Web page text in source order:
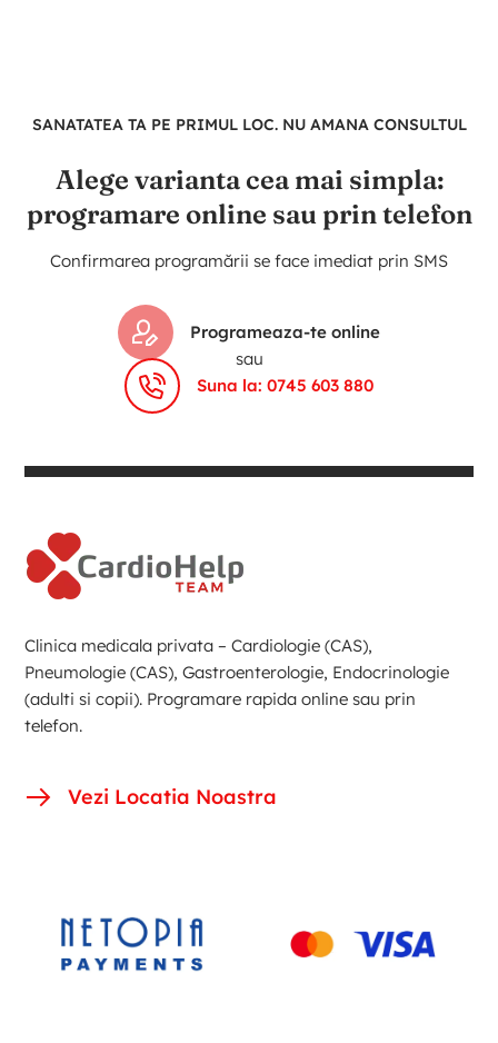
SANATATEA TA PE PRIMUL LOC. NU AMANA CONSULTUL
Alege varianta cea mai simpla:
programare online sau prin telefon
Confirmarea programării se face imediat prin SMS
Programeaza-te online
sau
Suna la: 0745 603 880
Clinica medicala privata – Cardiologie (CAS),
Pneumologie (CAS), Gastroenterologie, Endocrinologie
(adulti si copii). Programare rapida online sau prin
telefon.
Vezi Locatia Noastra